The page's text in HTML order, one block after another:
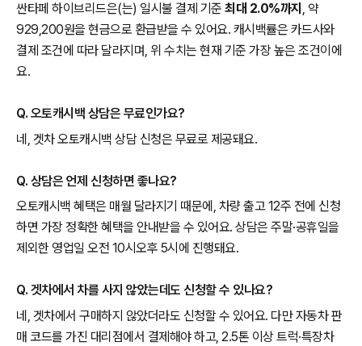
싼타페 하이브리드은(는) 일시불 결제 기준 최대 2.0%까지 , 약
929,200원을 현금으로 환급받을 수 있어요. 캐시백률은 카드사와
결제 조건에 따라 달라지며, 위 수치는 현재 기준 가장 높은 조건이에
요.
Q. 오토캐시백 상담은 무료인가요?
네, 겟차 오토캐시백 상담 신청은 무료로 제공돼요.
Q. 상담은 언제 신청하면 좋나요?
오토캐시백 혜택은 매월 달라지기 때문에, 차량 출고 12주 전에 신청
하면 가장 정확한 혜택을 안내받을 수 있어요. 상담은 주말·공휴일을
제외한 영업일 오전 10시오후 5시에 진행돼요.
Q. 겟차에서 차를 사지 않았는데도 신청할 수 있나요?
네, 겟차에서 구매하지 않았더라도 신청할 수 있어요. 다만 자동차 판
매 코드를 가진 대리점에서 결제해야 하고, 2.5톤 이상 트럭·특장차